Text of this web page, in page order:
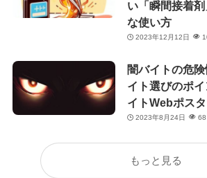
い「瞬間接着
な使い方
2023年12月12日
闇バイトの危
イト選びのポ
イトWebポス
2023年8月24日 68
もっと見る